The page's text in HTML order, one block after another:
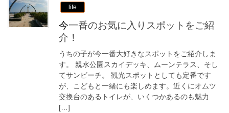
life
今一番のお気に入りスポットをご紹
介！
うちの子が今一番大好きなスポットをご紹介しま
す。 親水公園スカイデッキ、ムーンテラス、そし
てサンビーチ。 観光スポットとしても定番です
が、こどもと一緒にも楽しめます。近くにオムツ
交換台のあるトイレが、いくつかあるのも魅力
[…]